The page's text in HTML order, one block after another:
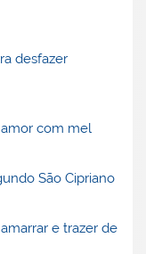
desfazer
com mel
São Cipriano
e trazer de